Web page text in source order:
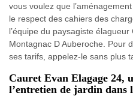
vous voulez que
le respect des cahiers des
l’équipe du paysagiste
Montagnac D Auberoche. Pour
ses tarifs, appelez-le sans plus
Cauret Evan Elagage 24,
l’entretien de jardin dans